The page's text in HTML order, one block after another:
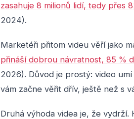
zasahuje 8 milionů lidí, tedy přes
2024).
Marketéři přitom videu věří jako
přináší dobrou návratnost, 85 %
2026). Důvod je prostý: video
vám začne věřit dřív, ještě než s
Druhá výhoda videa je, že